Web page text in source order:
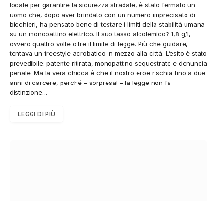
locale per garantire la sicurezza stradale, è stato fermato un
uomo che, dopo aver brindato con un numero imprecisato di
bicchieri, ha pensato bene di testare i limiti della stabilità umana
su un monopattino elettrico. Il suo tasso alcolemico? 1,8 g/l,
ovvero quattro volte oltre il limite di legge. Più che guidare,
tentava un freestyle acrobatico in mezzo alla città. L’esito è stato
prevedibile: patente ritirata, monopattino sequestrato e denuncia
penale. Ma la vera chicca è che il nostro eroe rischia fino a due
anni di carcere, perché – sorpresa! – la legge non fa
distinzione…
LEGGI DI PIÙ